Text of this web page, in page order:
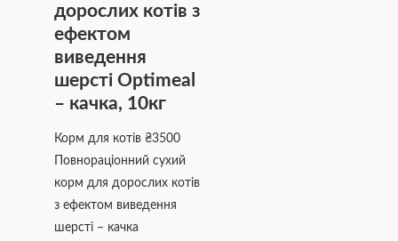
дорослих котів з
ефектом
виведення
шерсті Optimeal
– качка, 10кг
Корм для котів₴3500
Повнораціонний сухий
корм для дорослих котів
з ефектом виведення
шерсті – качка